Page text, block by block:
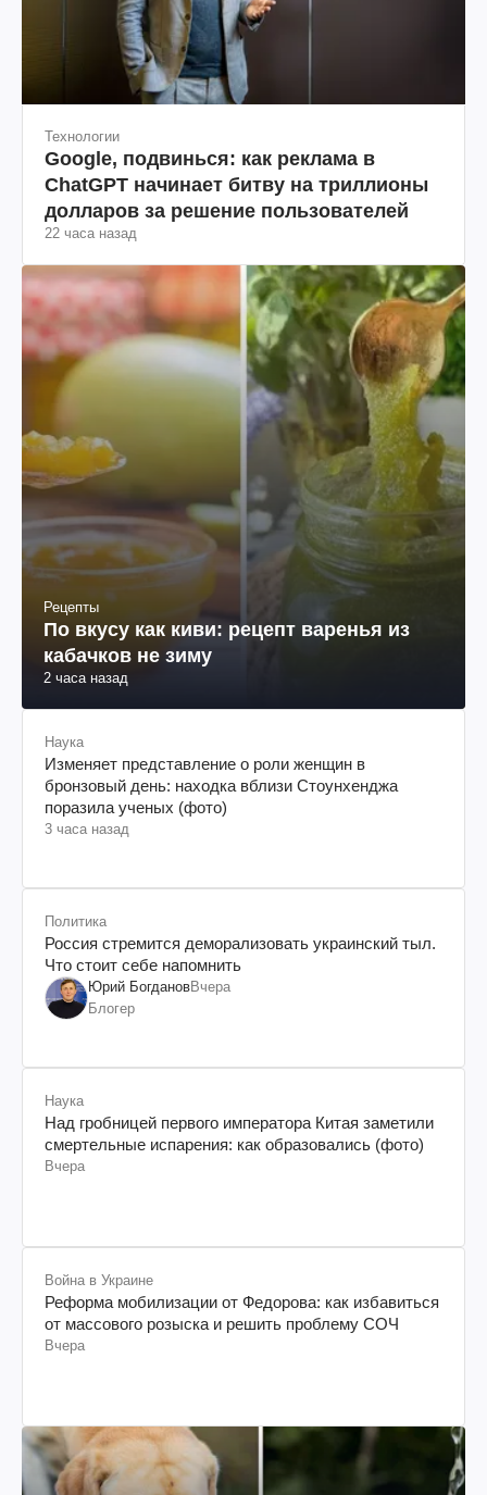
Технологии
Google, подвинься: как реклама в
ChatGPT начинает битву на триллионы
долларов за решение пользователей
22 часа назад
Рецепты
По вкусу как киви: рецепт варенья из
кабачков не зиму
2 часа назад
Наука
Изменяет представление о роли женщин в
бронзовый день: находка вблизи Стоунхенджа
поразила ученых (фото)
3 часа назад
Политика
Россия стремится деморализовать украинский тыл.
Что стоит себе напомнить
Юрий БогдановВчера
Блогер
Наука
Над гробницей первого императора Китая заметили
смертельные испарения: как образовались (фото)
Вчера
Война в Украине
Реформа мобилизации от Федорова: как избавиться
от массового розыска и решить проблему СОЧ
Вчера